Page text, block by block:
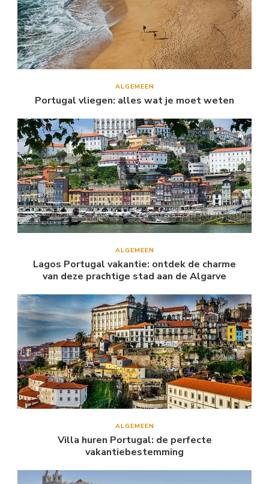
ALGEMEEN
Portugal vliegen: alles wat je moet weten
ALGEMEEN
Lagos Portugal vakantie: ontdek de charme
van deze prachtige stad aan de Algarve
ALGEMEEN
Villa huren Portugal: de perfecte
vakantiebestemming